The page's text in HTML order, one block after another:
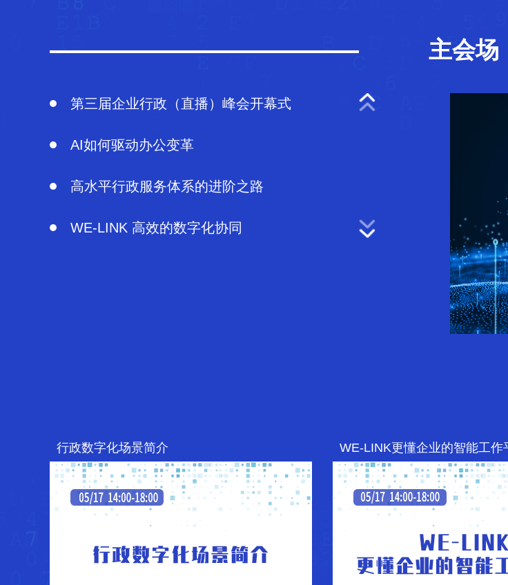
主会场
第三届企业行政（直播）峰会开幕式
AI如何驱动办公变革
高水平行政服务体系的进阶之路
WE-LINK 高效的数字化协同
行政数字化场景简介 WE-LINK更懂企业的智能工作